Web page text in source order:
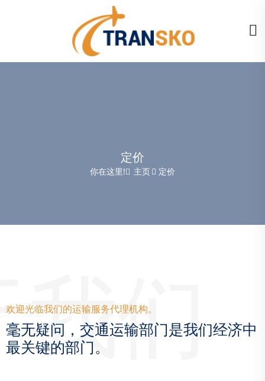
定价
你在这里! 主页 定价
欢迎光临我们的运输服务代理机构。
毫无疑问，交通运输部门是我们经济中
最关键的部门。
我们